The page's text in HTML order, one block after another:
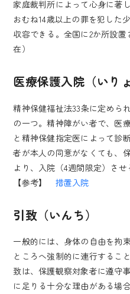
家庭裁判所によって心身に著
おむね14歳以上の罪を犯した
収容できる。全国に2か所設
在）
医療保護入院（いり
精神保健福祉法33条に定めら
の一つ。精神障がい者で、医
と精神保健指定医によって診
者が本人の同意がなくても、
より、入院（4週間限定）させ
【参考】 措置入院
引致（いんち）
一般的には、身体の自由を拘
ところへ強制的に連行するこ
致は、保護観察対象者に遵守
に足りる十分な理由がある場